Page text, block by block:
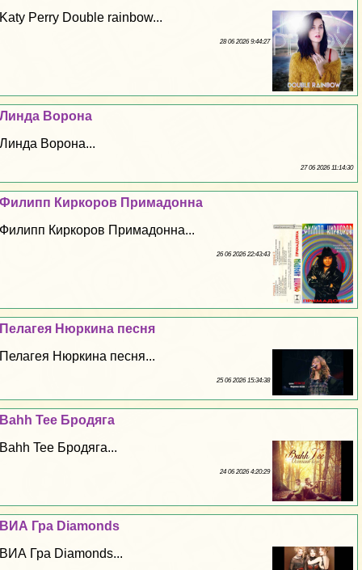
Katy Perry Double rainbow...
28 06 2026 9:44:27
Линда Ворона
Линда Ворона...
27 06 2026 11:14:30
Филипп Киркоров Примадонна
Филипп Киркоров Примадонна...
26 06 2026 22:43:43
Пелагея Нюркина песня
Пелагея Нюркина песня...
25 06 2026 15:34:38
Bahh Tee Бродяга
Bahh Tee Бродяга...
24 06 2026 4:20:29
ВИА Гра Diamonds
ВИА Гра Diamonds...